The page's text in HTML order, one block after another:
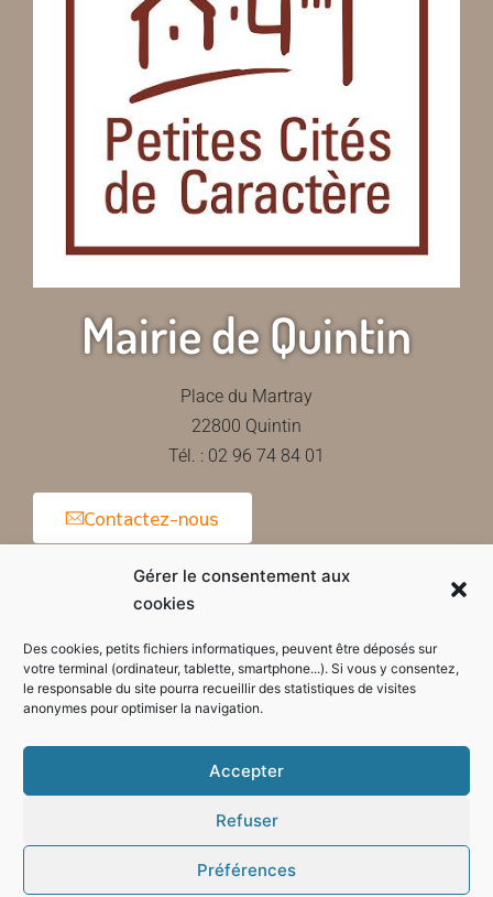
Gérer le consentement aux
cookies
Des cookies, petits fichiers informatiques, peuvent être déposés sur
votre terminal (ordinateur, tablette, smartphone...). Si vous y consentez,
le responsable du site pourra recueillir des statistiques de visites
anonymes pour optimiser la navigation.
Accepter
Refuser
Préférences
Mairie de Quintin
Place du Martray
22800 Quintin
Tél. : 02 96 74 84 01
Contactez-nous
Horaires d'ouverture de la mairie